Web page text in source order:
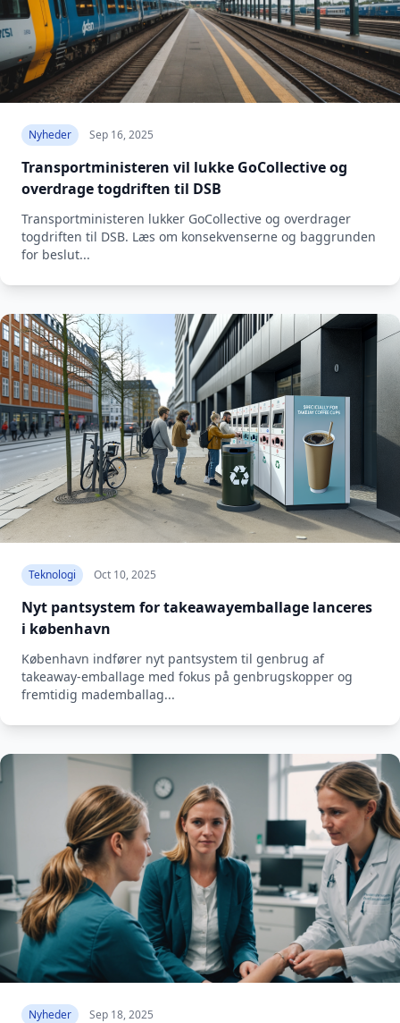
Nyheder Sep 16, 2025
Transportministeren vil lukke GoCollective og
overdrage togdriften til DSB
Transportministeren lukker GoCollective og overdrager
togdriften til DSB. Læs om konsekvenserne og baggrunden
for beslut...
Teknologi Oct 10, 2025
Nyt pantsystem for takeawayemballage lanceres
i københavn
København indfører nyt pantsystem til genbrug af
takeaway-emballage med fokus på genbrugskopper og
fremtidig mademballag...
Nyheder Sep 18, 2025